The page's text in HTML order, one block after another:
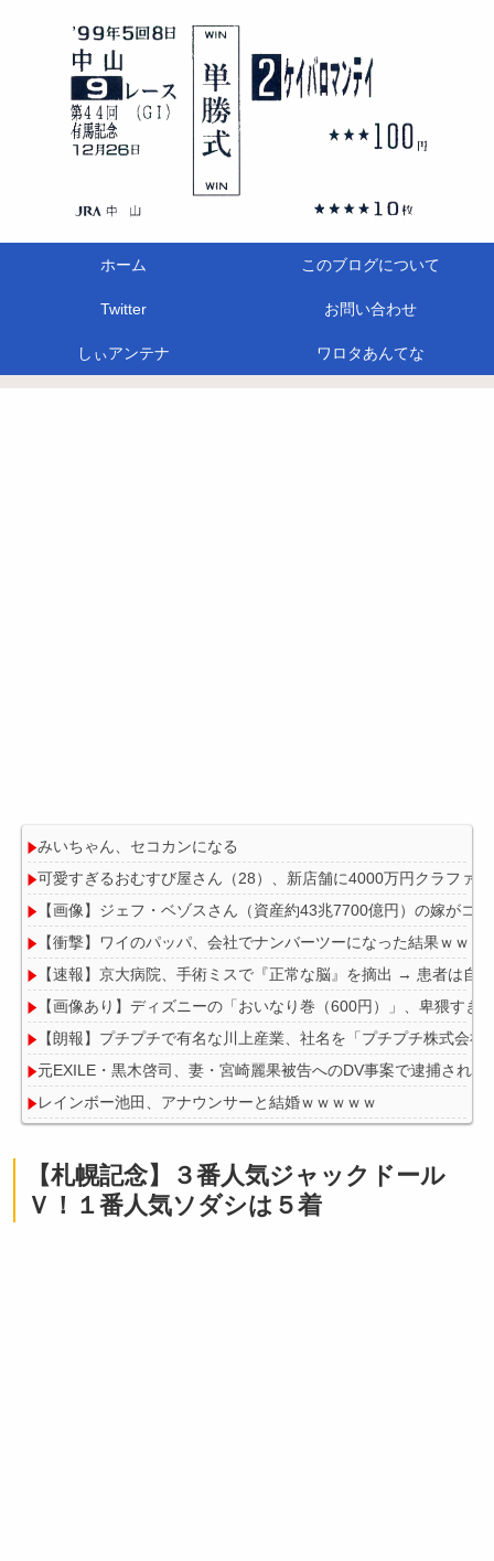
ホーム このブログについて
Twitter お問い合わせ
しぃアンテナ ワロタあんてな
みいちゃん、セコカンになる
可愛すぎるおむすび屋さん（28）、新店舗に4000万円クラファ
【画像】ジェフ・ベゾスさん（資産約43兆7700億円）の嫁がコ
【衝撃】ワイのパッパ、会社でナンバーツーになった結果ｗｗｗ
【速報】京大病院、手術ミスで『正常な脳』を摘出 → 患者は自
【画像あり】ディズニーの「おいなり巻（600円）」、卑猥すぎ
【朗報】プチプチで有名な川上産業、社名を「プチプチ株式会社
元EXILE・黒木啓司、妻・宮崎麗果被告へのDV事案で逮捕され
レインボー池田、アナウンサーと結婚ｗｗｗｗｗ
【悲報】息子がみいちゃんのママ、限界を迎える「もう無理。
【札幌記念】３番人気ジャックドール
Ｖ！１番人気ソダシは５着